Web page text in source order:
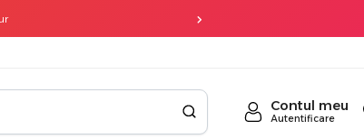
Contul meu
Autentificare